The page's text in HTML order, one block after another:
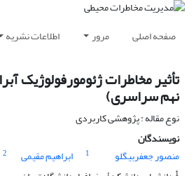
صفحه اصلی مرور اطلاعات نشریه
تأثیر مخاطرات ژئومورفولوژیک
نهم سراسری)
نوع مقاله : پژوهشی کاربردی
نویسندگان
منصور جعفربیگلو
1 ابراهیم مقیمی 2